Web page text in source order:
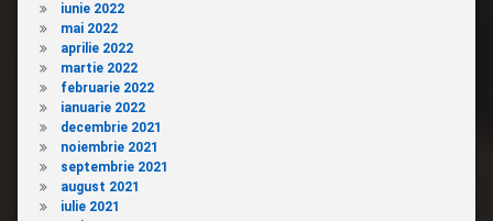
iunie 2022
mai 2022
aprilie 2022
martie 2022
februarie 2022
ianuarie 2022
decembrie 2021
noiembrie 2021
septembrie 2021
august 2021
iulie 2021